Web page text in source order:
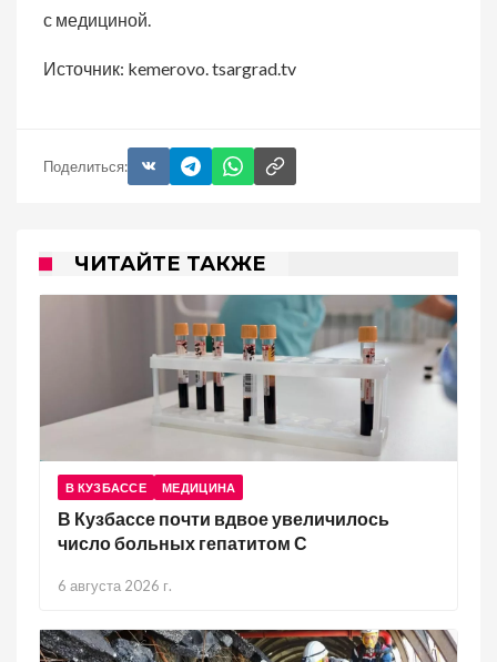
с медициной.
Источник: kemerovo. tsargrad.tv
Поделиться:
ЧИТАЙТЕ ТАКЖЕ
В КУЗБАССЕ МЕДИЦИНА
В Кузбассе почти вдвое увеличилось
число больных гепатитом С
6 августа 2026 г.